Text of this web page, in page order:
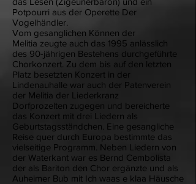
Potpourri aus der Operette Der
Vogelhändler.
Vom gesanglichen Können der
Melitia zeugte auch das 1995 anlässlich
des 90-jährigen Bestehens durchgeführte
Chorkonzert. Zu dem bis auf den letzten
Platz besetzten Konzert in der
Lindenauhalle war auch der Patenverein
der Melitia der Liederkranz
Dorfprozelten zugegen und bereicherte
das Konzert mit drei Liedern als
Geburtstagsständchen. Eine gesangliche
Reise quer durch Europa bestimmte das
vielseitige Programm. Neben Liedern von
der Waterkant war es Bernd Cembolista
der als Bariton den Chor ergänzte und als
Auheimer Bub mit Ich waas e klaa Häusche